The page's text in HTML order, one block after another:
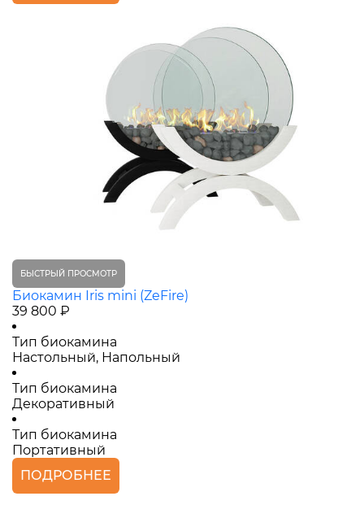
БЫСТРЫЙ ПРОСМОТР
Биокамин Iris mini (ZeFire)
39 800 ₽
Тип биокамина
Настольный, Напольный
Тип биокамина
Декоративный
Тип биокамина
Портативный
ПОДРОБНЕЕ